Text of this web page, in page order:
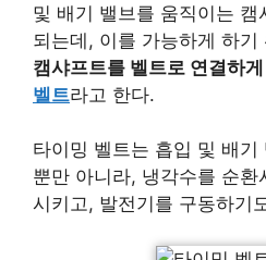
및 배기 밸브를 움직이는 캠
되는데, 이를 가능하게 하기
캠샤프트를 벨트로 연결하
벨트라고 한다.
타이밍 벨트는 흡입 및 배
뿐만 아니라, 냉각수를 순
시키고, 발전기를 구동하기